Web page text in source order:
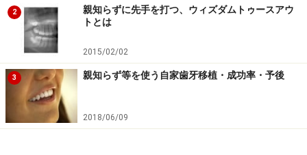
そうすることで抜歯後の痛みや腫れを小さくすることが
でき、何よりもインプラントの埋入に向けて骨量を温存
することができるのです。抜歯後は準備しておいた仮の
義歯を装着し、次のステップに行く前にも審美性と機能
性の回復を図ります。
2
親知らずに先手を打つ、ウィズダムトゥースアウ
トとは
2015/02/02
3 親知らず等を使う自家歯牙移植・成功率・予後
2018/06/09